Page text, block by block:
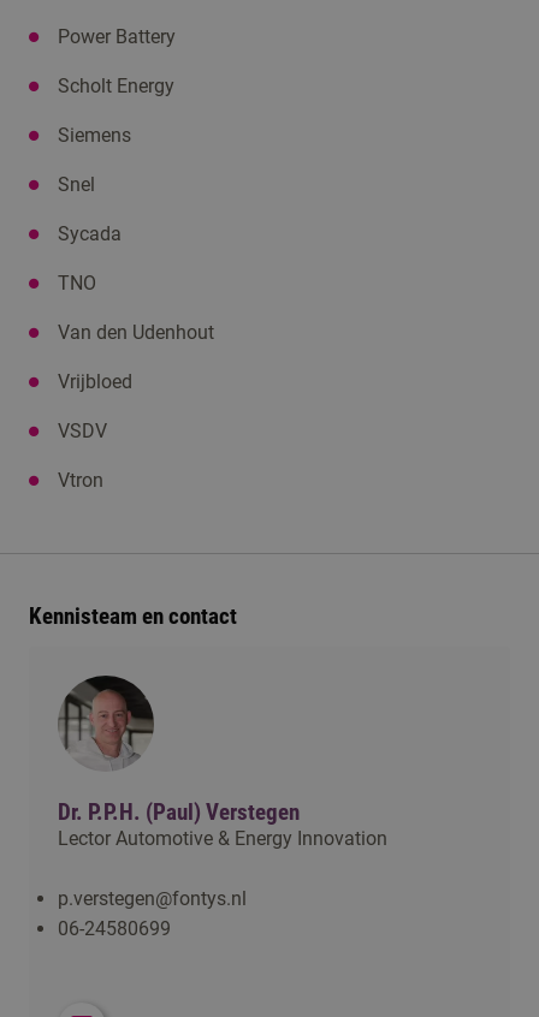
Power Battery
Scholt Energy
Siemens
Snel
Sycada
TNO
Van den Udenhout
Vrijbloed
VSDV
Vtron
Kennisteam en contact
Dr. P.P.H. (Paul) Verstegen
Lector Automotive & Energy Innovation
p.verstegen@fontys.nl
06-24580699